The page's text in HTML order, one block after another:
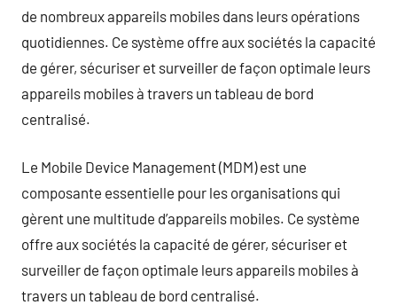
de nombreux appareils mobiles dans leurs opérations
quotidiennes. Ce système offre aux sociétés la capacité
de gérer, sécuriser et surveiller de façon optimale leurs
appareils mobiles à travers un tableau de bord
centralisé.
Le Mobile Device Management (MDM) est une
composante essentielle pour les organisations qui
gèrent une multitude d’appareils mobiles. Ce système
offre aux sociétés la capacité de gérer, sécuriser et
surveiller de façon optimale leurs appareils mobiles à
travers un tableau de bord centralisé.